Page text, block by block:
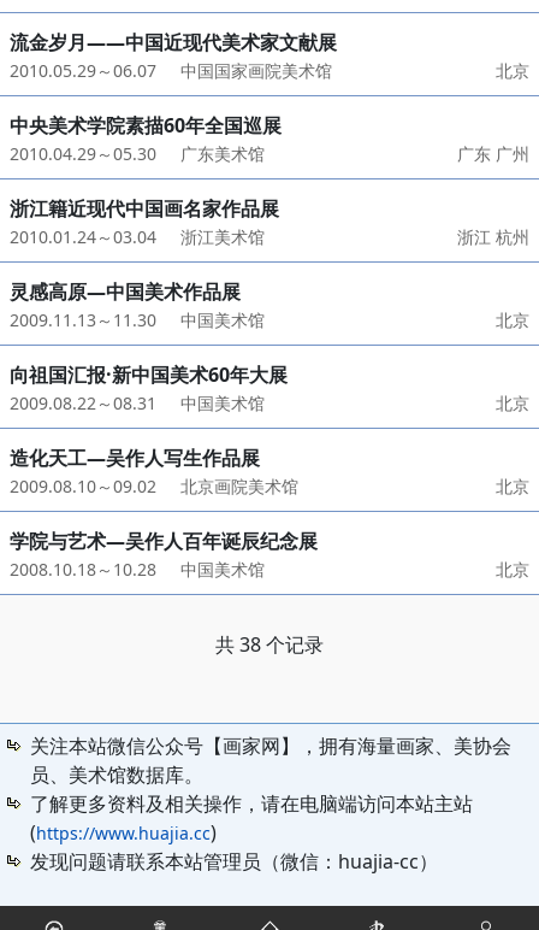
流金岁月——中国近现代美术家文献展
北京
2010.05.29～06.07 中国国家画院美术馆
中央美术学院素描60年全国巡展
广东 广州
2010.04.29～05.30 广东美术馆
浙江籍近现代中国画名家作品展
浙江 杭州
2010.01.24～03.04 浙江美术馆
灵感高原—中国美术作品展
北京
2009.11.13～11.30 中国美术馆
向祖国汇报·新中国美术60年大展
北京
2009.08.22～08.31 中国美术馆
造化天工—吴作人写生作品展
北京
2009.08.10～09.02 北京画院美术馆
学院与艺术—吴作人百年诞辰纪念展
北京
2008.10.18～10.28 中国美术馆
共 38 个记录
关注本站微信公众号【画家网】，拥有海量画家、美协会
员、美术馆数据库。
了解更多资料及相关操作，请在电脑端访问本站主站
(https://www.huajia.cc)
发现问题请联系本站管理员（微信：huajia-cc）